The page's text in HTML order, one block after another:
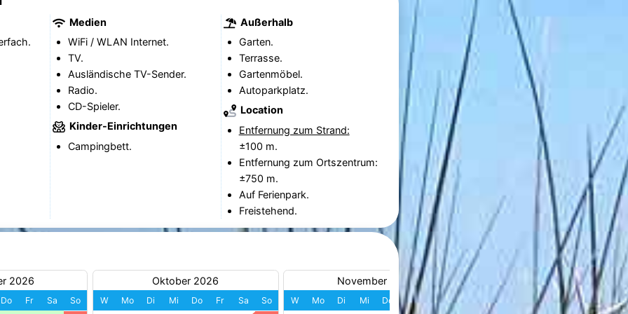
Medien
WiFi / WLAN Internet.
TV.
Ausländische TV-Sender.
Radio.
CD-Spieler.
Kinder-Einrichtungen
Campingbett.
Außerhalb
Garten.
Terrasse.
Gartenmöbel.
Autoparkplatz.
Location
Entfernung zum Strand:
±100 m.
Entfernung zum Ortszentrum:
±750 m.
Auf Ferienpark.
Freistehend.
2026
Do Fr Sa So
Oktober 2026
W Mo Di Mi Do Fr Sa So
November 2026
W Mo Di Mi Do Fr Sa So
Dezember 2026
W Di Mi Do Fr